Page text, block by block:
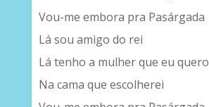
Vou-me embora pra Pasárgada
Lá sou amigo do rei
Lá tenho a mulher que eu quero
Na cama que escolherei